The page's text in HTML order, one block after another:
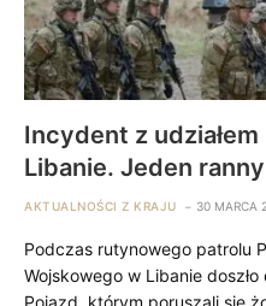
Incydent z
Libanie. Jeden ranny
AKTUALNOŚCI Z KRAJU 30 MARCA
Podczas rutynowego patrolu
Wojskowego w Libanie
Pojazd, którym poruszali się